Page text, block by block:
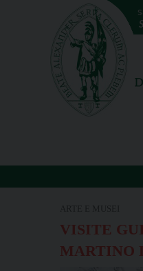
VISITE
MARTINO